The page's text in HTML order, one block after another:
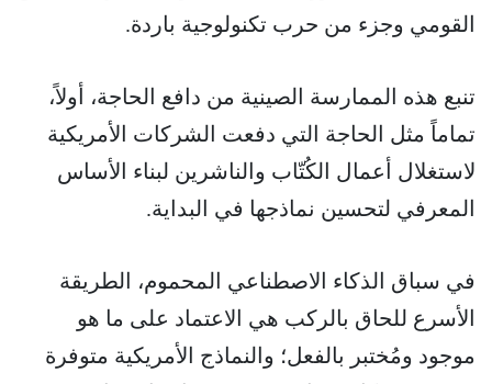
القومي وجزء من حرب تكنولوجية باردة.
تنبع هذه الممارسة الصينية من دافع الحاجة، أولاً،
تماماً مثل الحاجة التي دفعت الشركات الأمريكية
لاستغلال أعمال الكُتّاب والناشرين لبناء الأساس
المعرفي لتحسين نماذجها في البداية.
في سباق الذكاء الاصطناعي المحموم، الطريقة
الأسرع للحاق بالركب هي الاعتماد على ما هو
موجود ومُختبر بالفعل؛ والنماذج الأمريكية متوفرة